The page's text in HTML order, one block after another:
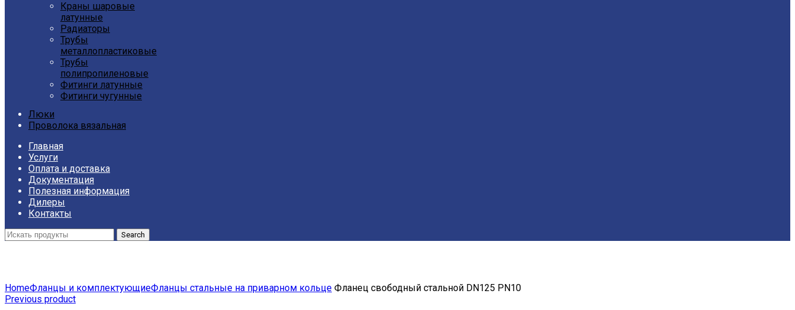
Краны шаровые
латунные
Радиаторы
Трубы
металлопластиковые
Трубы
полипропиленовые
Фитинги латунные
Фитинги чугунные
Люки
Проволока вязальная
Главная
Услуги
Оплата и доставка
Документация
Полезная информация
Дилеры
Контакты
Search
HomeФланцы и комплектующиеФланцы стальные на приварном кольце Фланец свободный стальной DN125 РN10
Previous product